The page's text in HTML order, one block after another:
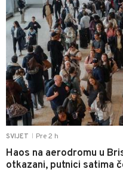
SVIJET Pre 2 h
Haos na aerodromu u
otkazani, putnici satima